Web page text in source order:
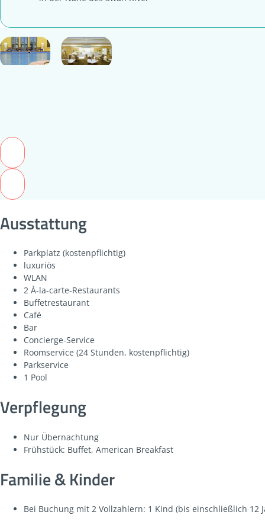
Ausstattung
Parkplatz (kostenpflichtig)
luxuriös
WLAN
2 À-la-carte-Restaurants
Buffetrestaurant
Café
Bar
Concierge-Service
Roomservice (24 Stunden, kostenpflichtig)
Parkservice
1 Pool
Verpflegung
Nur Übernachtung
Frühstück: Buffet, American Breakfast
Familie & Kinder
Bei Buchung mit 2 Vollzahlern: 1 Kind (bis einschließlich 12